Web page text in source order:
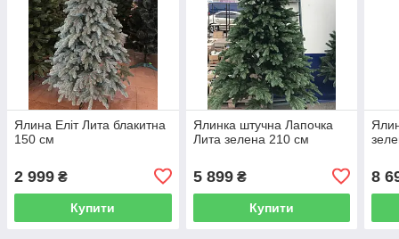
Ялина Еліт Лита блакитна
150 см
2 999 ₴
Купити
Ялинка штучна Лапочка
Лита зелена 210 см
5 899₴
Купити
8